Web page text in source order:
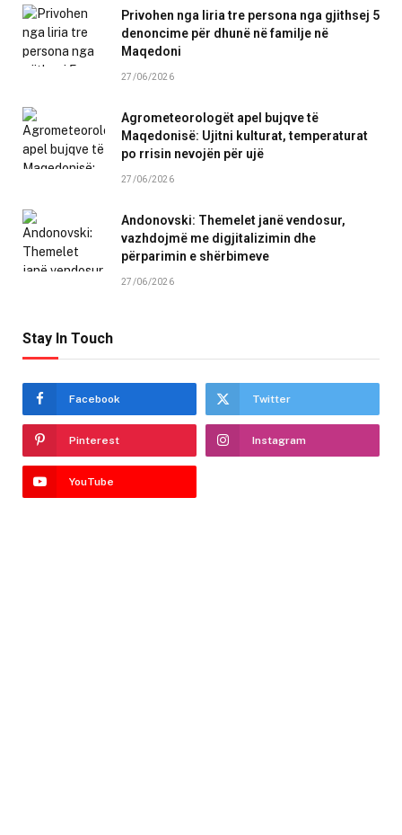
Privohen nga liria tre persona nga gjithsej 5
denoncime për dhunë në familje në
Maqedoni
27/06/2026
Agrometeorologët apel bujqve të
Maqedonisë: Ujitni kulturat, temperaturat
po rrisin nevojën për ujë
27/06/2026
Andonovski: Themelet janë vendosur,
vazhdojmë me digjitalizimin dhe
përparimin e shërbimeve
27/06/2026
Stay In Touch
Facebook Twitter
Pinterest Instagram
YouTube